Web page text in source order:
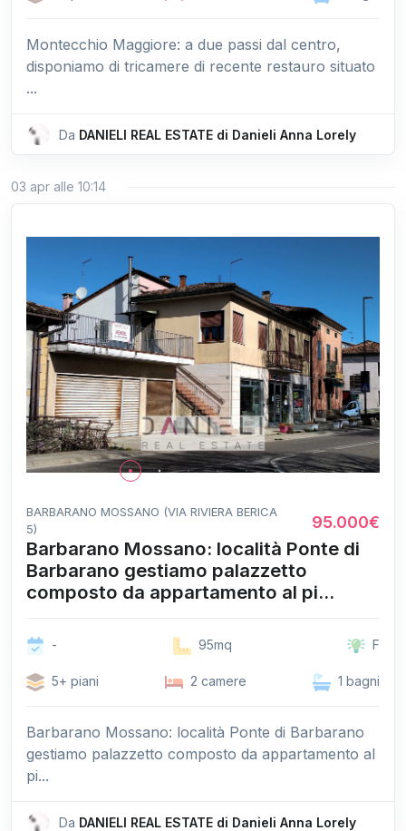
Montecchio Maggiore: a due passi dal centro,
disponiamo di tricamere di recente restauro situato
...
Da DANIELI REAL ESTATE di Danieli Anna Lorely
03 apr alle 10:14
BARBARANO MOSSANO (VIA RIVIERA BERICA
5)
95.000€
Barbarano Mossano: località Ponte di
Barbarano gestiamo palazzetto
composto da appartamento al pi...
- 95mq F
5+ piani 2 camere 1 bagni
Barbarano Mossano: località Ponte di Barbarano
gestiamo palazzetto composto da appartamento al
pi...
Da DANIELI REAL ESTATE di Danieli Anna Lorely